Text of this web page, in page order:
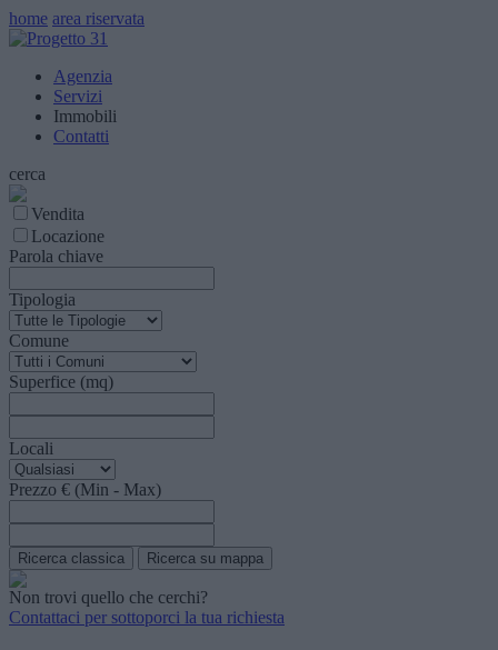
home area riservata
Agenzia
Servizi
Immobili
Contatti
cerca
Vendita
Locazione
Parola chiave
Tipologia
Comune
Superfice (mq)
Locali
Prezzo € (Min - Max)
Non trovi quello che cerchi?
Contattaci per sottoporci la tua richiesta